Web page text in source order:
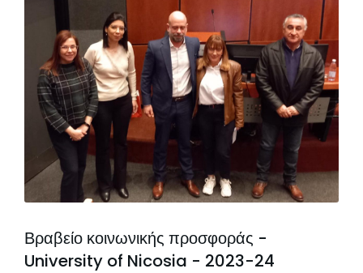
Βραβείο κοινωνικής προσφοράς -
University of Nicosia - 2023-24